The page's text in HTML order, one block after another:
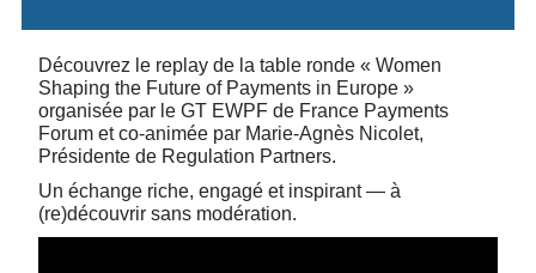
Découvrez le replay de la table ronde « Women
Shaping the Future of Payments in Europe »
organisée par le GT EWPF de France Payments
Forum et co-animée par Marie-Agnès Nicolet,
Présidente de Regulation Partners.
Un échange riche, engagé et inspirant — à
(re)découvrir sans modération.